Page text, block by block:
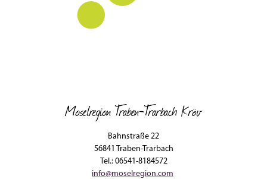
Moselregion Traben-Trarbach Kröv
Bahnstraße 22
56841 Traben-Trarbach
Tel.: 06541-8184572
info@moselregion.com